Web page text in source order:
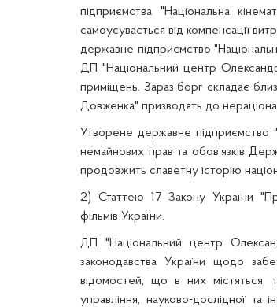
підприємства "Національна
самоусувається від компенсації
державне підприємство
ДП "Національний центр
приміщень. Зараз борг складає
Довженка" призводять до
Утворене державне підприємство
немайнових прав та обов’язків
продовжить славетну історію
2) Статтею 17 Закону України
фільмів України.
ДП "Національний центр
законодавства України щодо
відомостей, що в них містяться,
управління, науково-дослідної та